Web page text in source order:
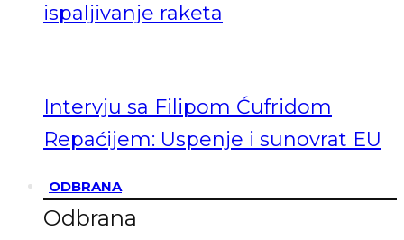
ispaljivanje raketa
Intervju sa Filipom Ćufridom
Repaćijem: Uspenje i sunovrat EU
ODBRANA
Odbrana